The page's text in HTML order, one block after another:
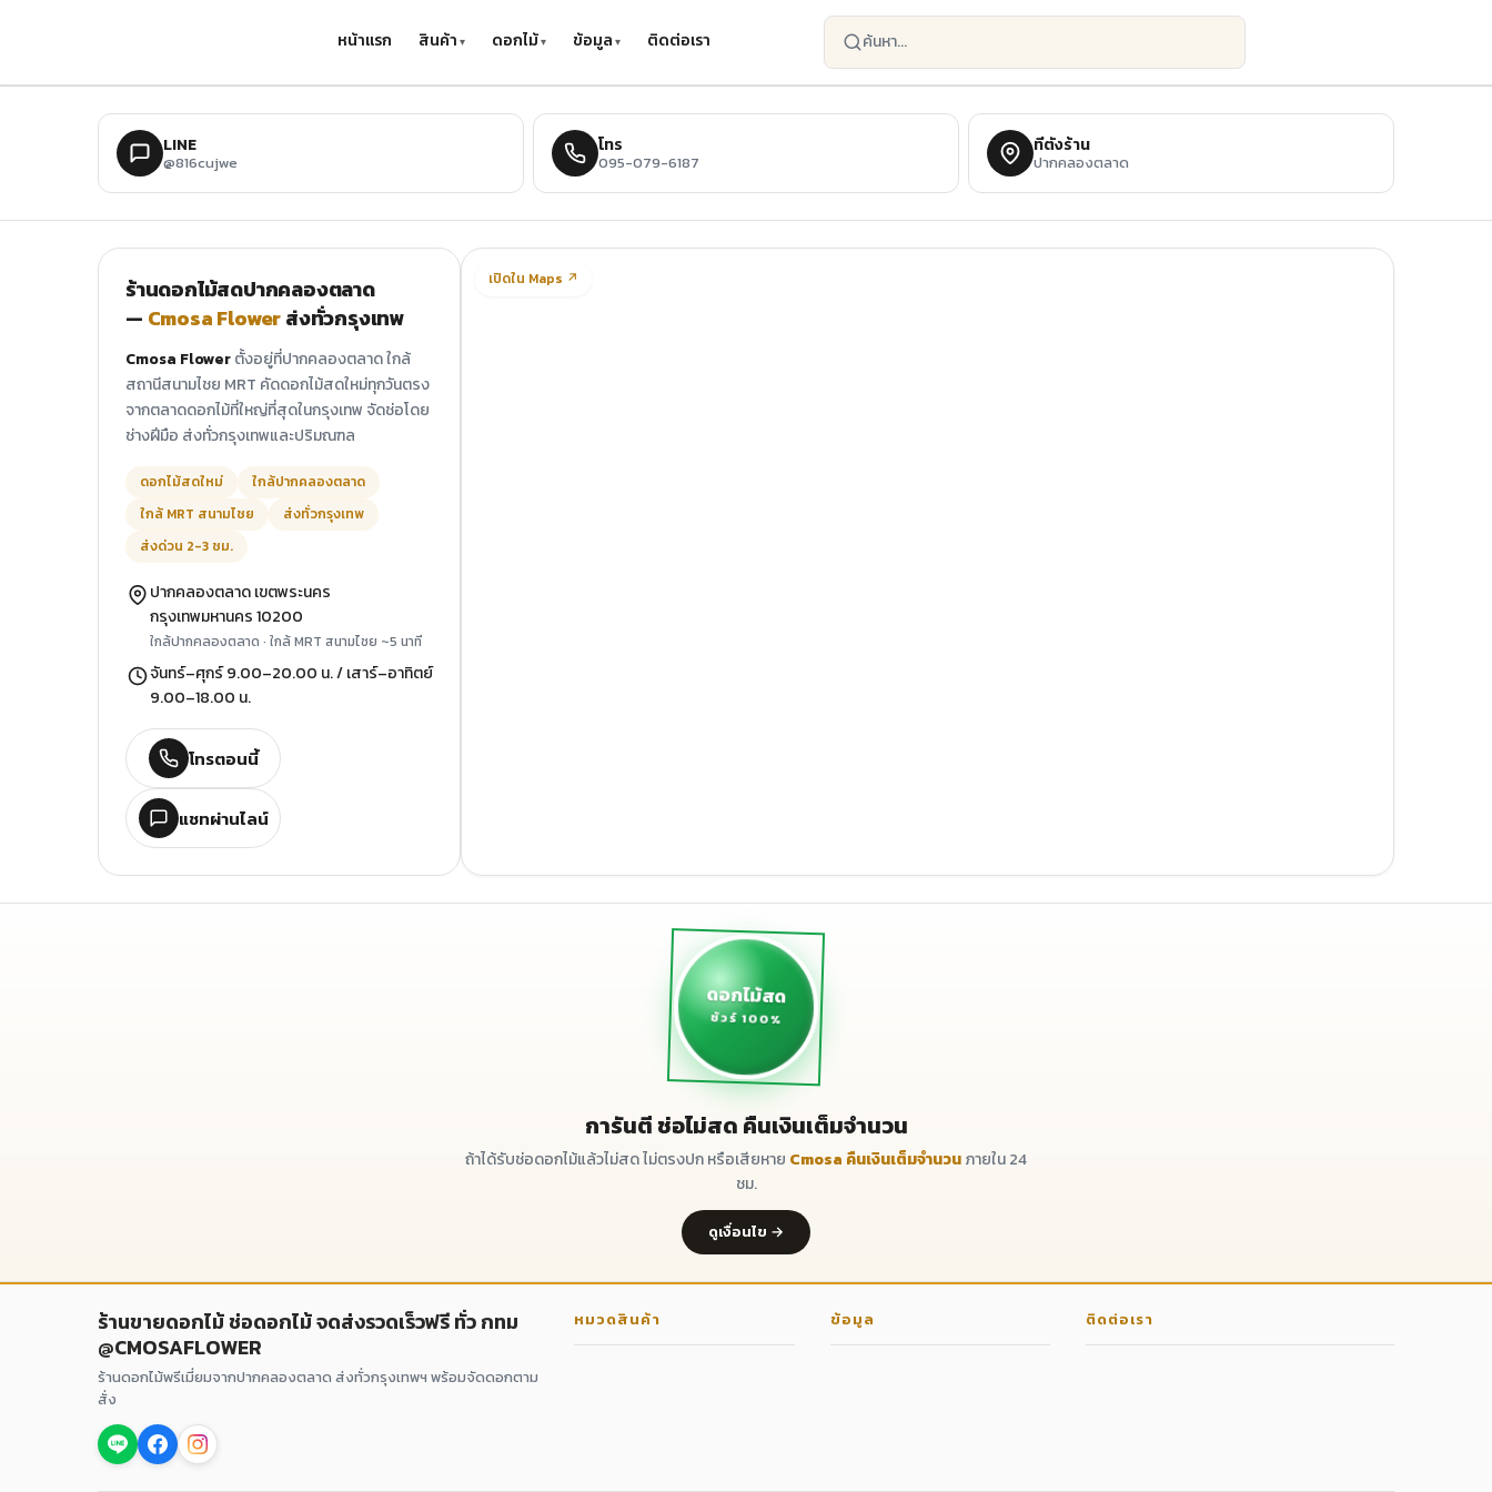
หน้าแรก สินค้า ดอกไม้ ข้อมูล ติดต่อเรา
LINE
@816cujwe
โทร
095-079-6187
ที่ตั้งร้าน
ปากคลองตลาด
ร้านดอกไม้สดปากคลองตลาด
— Cmosa Flowerส่งทั่วกรุงเทพ
Cmosa Flowerตั้งอยู่ที่ปากคลองตลาด ใกล้
สถานีสนามไชย MRT คัดดอกไม้สดใหม่ทุกวันตรง
จากตลาดดอกไม้ที่ใหญ่ที่สุดในกรุงเทพ จัดช่อโดย
ช่างฝีมือ ส่งทั่วกรุงเทพและปริมณฑล
ดอกไม้สดใหม่
ใกล้ปากคลองตลาด
ใกล้ MRT สนามไชย
ส่งทั่วกรุงเทพ
ส่งด่วน 2-3 ชม.
ปากคลองตลาด เขตพระนคร
กรุงเทพมหานคร 10200
ใกล้ปากคลองตลาด · ใกล้ MRT สนามไชย ~5 นาที
จันทร์–ศุกร์ 9.00–20.00 น. / เสาร์–อาทิตย์
9.00–18.00 น.
โทรตอนนี้
แชทผ่านไลน์
เปิดใน Maps ↗
ดอกไม้สด
ชัวร์ 100%
การันตี ช่อไม่สด คืนเงินเต็มจำนวน
ถ้าได้รับช่อดอกไม้แล้วไม่สด ไม่ตรงปก หรือเสียหาย Cmosa คืนเงินเต็มจำนวนภายใน 24
ชม.
ดูเงื่อนไข →
ร้านขายดอกไม้ ช่อดอกไม้ จดส่งรวดเร็วฟรี ทั่ว กทม
@CMOSAFLOWER
ร้านดอกไม้พรีเมี่ยมจากปากคลองตลาด ส่งทั่วกรุงเทพฯ พร้อมจัดดอกตาม
สั่ง
หมวดสินค้า ข้อมูล ติดต่อเรา